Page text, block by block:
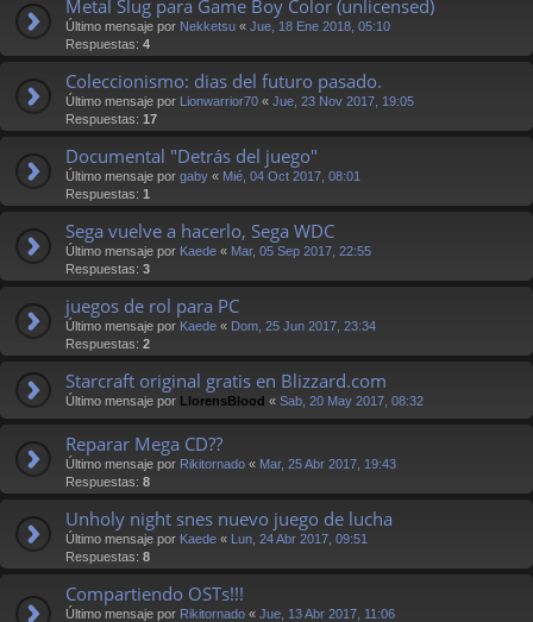
Metal Slug para Game Boy Color (unlicensed)
Último mensaje por Nekketsu « Jue, 18 Ene 2018, 05:10
Respuestas: 4
Coleccionismo: dias del futuro pasado.
Último mensaje por Lionwarrior70 « Jue, 23 Nov 2017, 19:05
Respuestas: 17
Documental "Detrás del juego"
Último mensaje por gaby « Mié, 04 Oct 2017, 08:01
Respuestas: 1
Sega vuelve a hacerlo, Sega WDC
Último mensaje por Kaede « Mar, 05 Sep 2017, 22:55
Respuestas: 3
juegos de rol para PC
Último mensaje por Kaede « Dom, 25 Jun 2017, 23:34
Respuestas: 2
Starcraft original gratis en Blizzard.com
Último mensaje por LlorensBlood « Sab, 20 May 2017, 08:32
Reparar Mega CD??
Último mensaje por Rikitornado « Mar, 25 Abr 2017, 19:43
Respuestas: 8
Unholy night snes nuevo juego de lucha
Último mensaje por Kaede « Lun, 24 Abr 2017, 09:51
Respuestas: 8
Compartiendo OSTs!!!
Último mensaje por Rikitornado « Jue, 13 Abr 2017, 11:06